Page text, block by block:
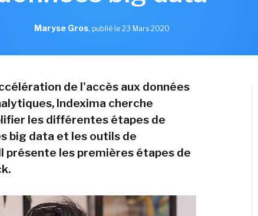
Maryse Gros, publié le 23 Mars 2020
de l'accès aux données
Indexima cherche
les différentes étapes de
big data et les outils de
présente les premières étapes de